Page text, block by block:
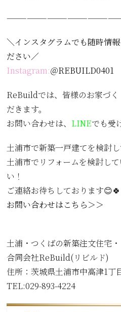
＼インスタグラムでも随時情
ださい／
Instagram:＠REBUILD0401
ReBuildでは、皆様のお家づ
だきます。
お問い合わせは、 LINEでも受
土浦市で新築一戸建てを検討
土浦市でリフォームを検討し
い！
ご連絡お待ちしております😊🍀
お問い合わせはこちら＞＞
土浦・つくばの新築注文住宅
合同会社ReBuild(リビルド)
住所： 茨城県土浦市中高津1丁
TEL:029-893-4224